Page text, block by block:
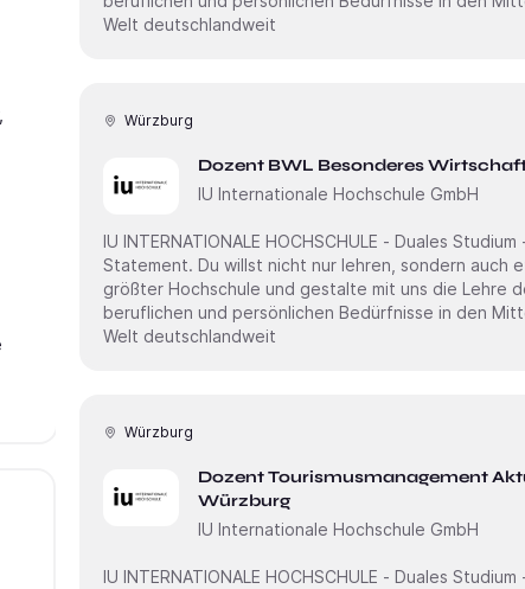
Welt deutschlandweit
Würzburg
Dozent BWL Besonderes
IU Internationale Hochschule GmbH
IU INTERNATIONALE HOCHSCHULE - Duales
Statement. Du willst nicht nur lehren, sondern auch etwas bewegen? Dann starte an Deutschlands
größter Hochschule und gestalte mit uns die Lehre
beruflichen und persönlichen Bedürfnisse in den Mittelpunkt stellt. Erweitere
Welt deutschlandweit
Würzburg
Dozent Tourismusmanagement
Würzburg
IU Internationale Hochschule GmbH
IU INTERNATIONALE HOCHSCHULE - Duales